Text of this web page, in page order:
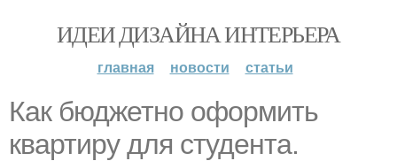
ИДЕИ ДИЗАЙНА ИНТЕРЬЕРА
главная новости статьи
Как бюджетно оформить
квартиру для студента.